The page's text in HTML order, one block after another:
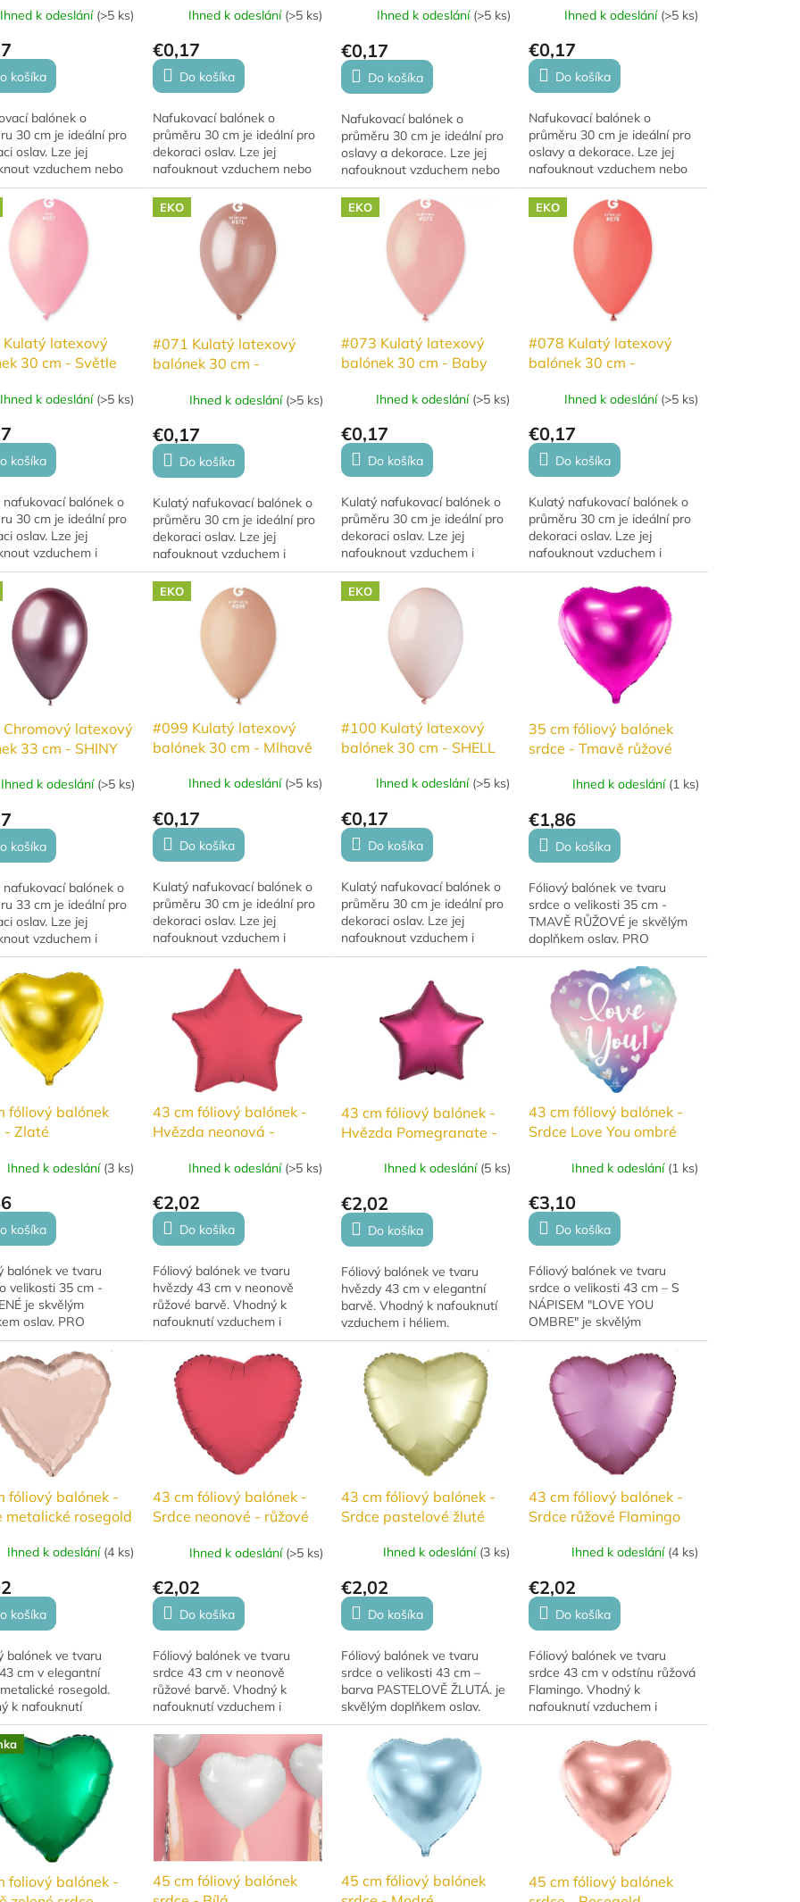
Ihned k odeslání (>5 ks)
košíka
balónek o
30 cm je ideální pro
oslav. Lze jej
vzduchem nebo
přičemž s héliem se
hodin. Balónky
z...
Ihned k odeslání (>5 ks)
€0,17
Do košíka
Nafukovací balónek o
průměru 30 cm je ideální pro
dekoraci oslav. Lze jej
nafouknout vzduchem nebo
héliem, přičemž s héliem se
vznáší 10–12 hodin. Balónky
jsou vyrobeny z...
Ihned k odeslání (>5 ks)
€0,17
Do košíka
Nafukovací balónek o
průměru 30 cm je ideální pro
oslavy a dekorace. Lze jej
nafouknout vzduchem nebo
héliem, přičemž s héliem se
vznáší 10–12 hodin. Tento
rozměr je doporučený...
Ihned k odeslání (>5 ks)
€0,17
Do košíka
Nafukovací balónek o
průměru 30 cm je ideální pro
oslavy a dekorace. Lze jej
nafouknout vzduchem nebo
héliem, přičemž s héliem se
vznáší 10–12 hodin. Tento
rozměr je doporučený...
latexový
30 cm - Světle
Ihned k odeslání (>5 ks)
košíka
nafukovací balónek o
30 cm je ideální pro
oslav. Lze jej
vzduchem i
Pro nafouknutí
se často využívá v
Při použití...
EKO
#071 Kulatý latexový
balónek 30 cm -
Ihned k odeslání (>5 ks)
€0,17
Do košíka
Kulatý nafukovací balónek o
průměru 30 cm je ideální pro
dekoraci oslav. Lze jej
nafouknout vzduchem i
héliem. Pro nafouknutí
vzduchem se často využívá v
dekoracích. Při použití...
EKO
#073 Kulatý latexový
balónek 30 cm - Baby
Ihned k odeslání (>5 ks)
€0,17
Do košíka
Kulatý nafukovací balónek o
průměru 30 cm je ideální pro
dekoraci oslav. Lze jej
nafouknout vzduchem i
héliem. Pro nafouknutí
vzduchem se často využívá v
dekoracích. Při použití...
EKO
#078 Kulatý latexový
balónek 30 cm -
Ihned k odeslání (>5 ks)
€0,17
Do košíka
Kulatý nafukovací balónek o
průměru 30 cm je ideální pro
dekoraci oslav. Lze jej
nafouknout vzduchem i
héliem. Pro nafouknutí
vzduchem se často využívá v
dekoracích. Při použití...
latexový
33 cm - SHINY
Ihned k odeslání (>5 ks)
košíka
nafukovací balónek o
33 cm je ideální pro
oslav. Lze jej
vzduchem i
Pro nafouknutí
se často využívá v
Při použití...
EKO
#099 Kulatý latexový
balónek 30 cm - Mlhavě
Ihned k odeslání (>5 ks)
€0,17
Do košíka
Kulatý nafukovací balónek o
průměru 30 cm je ideální pro
dekoraci oslav. Lze jej
nafouknout vzduchem i
héliem. Pro nafouknutí
vzduchem se často využívá v
dekoracích. Při použití...
EKO
#100 Kulatý latexový
balónek 30 cm - SHELL
Ihned k odeslání (>5 ks)
€0,17
Do košíka
Kulatý nafukovací balónek o
průměru 30 cm je ideální pro
dekoraci oslav. Lze jej
nafouknout vzduchem i
héliem. Pro nafouknutí
dekoracích. Při použití...
35 cm fóliový balónek
srdce - Tmavě růžové
Ihned k odeslání (1 ks)
€1,86
Do košíka
Fóliový balónek ve tvaru
srdce o velikosti 35 cm -
TMAVĚ RŮŽOVÉ je skvělým
doplňkem oslav. PRO
RADOST. Má krásné stálé
barvy a hodí se na
narozeniny, výročí i
novoroční...
fóliový balónek
- Zlaté
Ihned k odeslání (3 ks)
košíka
balónek ve tvaru
velikosti 35 cm -
je skvělým
oslav. PRO
Má krásné stálé
a hodí se na
výročí i novoroční
43 cm fóliový balónek -
Hvězda neonová -
Ihned k odeslání (>5 ks)
€2,02
Do košíka
Fóliový balónek ve tvaru
hvězdy 43 cm v neonově
růžové barvě. Vhodný k
nafouknutí vzduchem i
héliem.
43 cm fóliový balónek -
Hvězda Pomegranate -
Ihned k odeslání (5 ks)
€2,02
Do košíka
Fóliový balónek ve tvaru
hvězdy 43 cm v elegantní
barvě. Vhodný k nafouknutí
vzduchem i héliem.
43 cm fóliový balónek -
Srdce Love You ombré
Ihned k odeslání (1 ks)
€3,10
Do košíka
Fóliový balónek ve tvaru
srdce o velikosti 43 cm – S
NÁPISEM "LOVE YOU
OMBRE" je skvělým
doplňkem oslav. PRO
RADOST. Má krásné stálé
barvy a hodí se na
narozeniny, výročí i...
fóliový balónek -
metalické rosegold
Ihned k odeslání (4 ks)
košíka
balónek ve tvaru
cm v elegantní
rosegold.
k nafouknutí
i héliem.
43 cm fóliový balónek -
Srdce neonové - růžové
Ihned k odeslání (>5 ks)
€2,02
Do košíka
Fóliový balónek ve tvaru
srdce 43 cm v neonově
růžové barvě. Vhodný k
nafouknutí vzduchem i
héliem.
43 cm fóliový balónek -
Srdce pastelové žluté
Ihned k odeslání (3 ks)
€2,02
Do košíka
Fóliový balónek ve tvaru
srdce o velikosti 43 cm –
barva PASTELOVĚ ŽLUTÁ. je
skvělým doplňkem oslav.
PRO RADOST. Má krásné
stálé barvy a hodí se na
narozeniny, výročí i...
43 cm fóliový balónek -
Srdce růžové Flamingo
Ihned k odeslání (4 ks)
€2,02
Do košíka
Fóliový balónek ve tvaru
srdce 43 cm v odstínu růžová
Flamingo. Vhodný k
nafouknutí vzduchem i
héliem.
foliový balónek -
45 cm fóliový balónek
45 cm fóliový balónek
45 cm fóliový balónek